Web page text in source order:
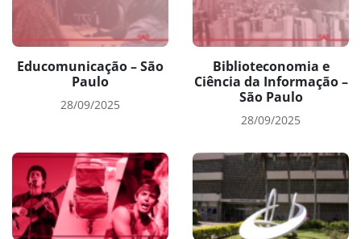
Educomunicação – São
Paulo
28/09/2025
Biblioteconomia e
Ciência da Informação –
São Paulo
28/09/2025